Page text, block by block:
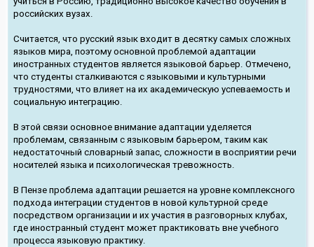
российских вузах.
Считается, что русский язык входит в десятку самых сложных
языков мира, поэтому основной проблемой адаптации
иностранных студентов является языковой барьер. Отмечено,
что студенты сталкиваются с языковыми и культурными
трудностями, что влияет на их академическую успеваемость и
социальную интеграцию.
В этой связи основное внимание адаптации уделяется
проблемам, связанным с языковым барьером, таким как
недостаточный словарный запас, сложности в восприятии речи
носителей языка и психологическая тревожность.
В Пензе проблема адаптации решается на уровне комплексного
подхода интеграции студентов в новой культурной среде
посредством организации и их участия в разговорных клубах,
где иностранный студент может практиковать вне учебного
процесса языковую практику.